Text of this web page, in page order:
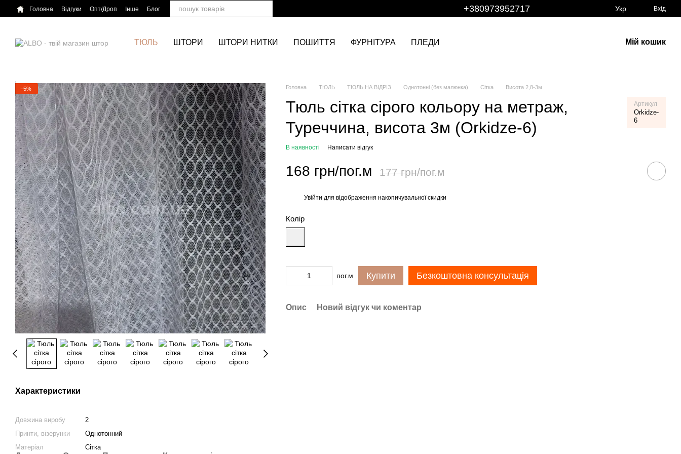
Перейти до основного контенту
Головна Відгуки Опт/Дроп Інше Блог +380973952717 Укр Вхід
ТЮЛЬ ШТОРИ ШТОРИ НИТКИ ПОШИТТЯ ФУРНІТУРА ПЛЕДИ Мій кошик
−5%
Характеристики
Довжина виробу
2
Принти, візерунки
Однотонний
Матеріал
Сітка
Головна ТЮЛЬ ТЮЛЬ НА ВІДРІЗ Однотонні (без малюнка) Сітка Висота 2,8-3м
Тюль сітка сірого кольору на метраж,
Туреччина, висота 3м (Orkidze-6)
Артикул
Orkidze-
6
В наявності Написати відгук
168 грн/пог.м 177 грн/пог.м
Увійти для відображення накопичувальної скидки
Колір
пог.м Купити Безкоштовна консультація
Опис Новий відгук чи коментар